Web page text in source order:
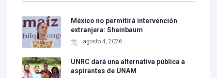
México no permitirá intervención
extranjera: Sheinbaum
agosto 4, 2026
UNRC dará una alternativa pública a
aspirantes de UNAM